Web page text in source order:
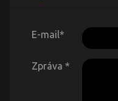
E-mail*
Zpráva *